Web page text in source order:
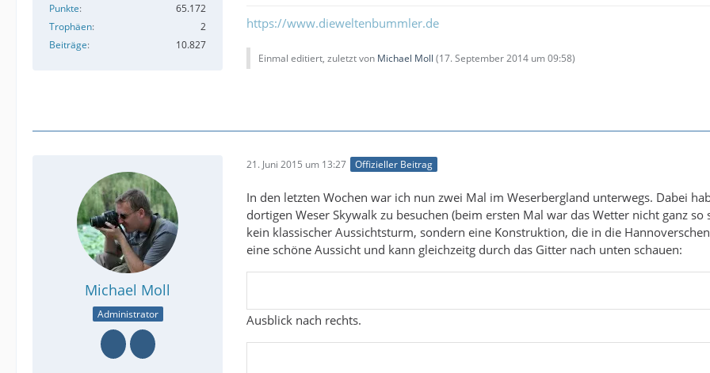
Punkte
65.172
Trophäen
2
Beiträge
10.827
https://www.dieweltenbummler.de
Einmal editiert, zuletzt von Michael Moll (17. September 2014 um 09:58)
Michael Moll
Administrator
21. Juni 2015 um 13:27 Offizieller Beitrag
In den letzten Wochen war ich nun zwei Mal im Weserbergland unterwegs. Dabei
dortigen Weser Skywalk zu besuchen (beim ersten Mal war das Wetter nicht ganz
kein klassischer Aussichtsturm, sondern eine Konstruktion, die in die
eine schöne Aussicht und kann gleichzeitg durch das Gitter nach unten schauen:
Ausblick nach rechts.